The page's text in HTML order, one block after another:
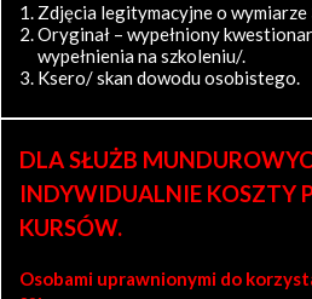
Zdjęcia legitymacyjne o wymiarze
Oryginał – wypełniony
wypełnienia na szkoleniu/.
Ksero/ skan dowodu osobistego.
DLA SŁUŻB
INDYWIDUALNIE KOSZTY
KURSÓW.
Osobami uprawnionymi do